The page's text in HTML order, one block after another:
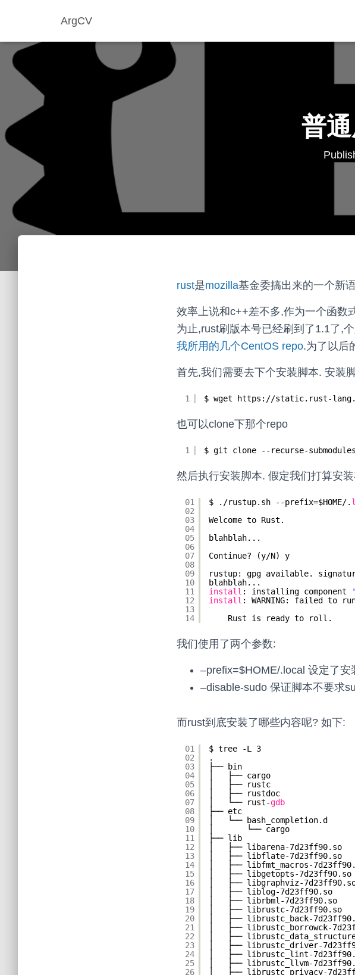
ArgCV
普
rust是mozilla基金委搞出来的一个新
效率上说和c++差不多,作为一个函数
为止,rust刷版本号已经刷到了1.1了,
我所用的几个CentOS repo.为了以后
首先,我们需要去下个安装脚本. 安装
1 $ wget https: //static.rust-
也可以clone下那个repo
1 $ git clone --recurse-
然后执行安装脚本. 假定我们打算安
01
02
03
04
05
06
07
08
09
10
11
12
13
14
$ . /rustup.sh --prefix=$HOME/.
Welcome to Rust.
blahblah...
Continue? (y/N) y
rustup: gpg available.
blahblah...
install : installing component
install : WARNING: failed to
Rust is ready to roll.
我们使用了两个参数:
–prefix=$HOME/.local 设定了安
–disable-sudo 保证脚本不要求
而rust到底安装了哪些内容呢? 如下:
01
02
03
04
05
06
07
08
09
10
11
12
13
14
15
16
17
18
19
20
21
22
23
24
25
26
$ tree -L 3
.
├── bin
│   ├── cargo
│   ├── rustc
│   ├── rustdoc
│   └── rust-gdb
├── etc
│   └── bash_completion.d
│       └── cargo
├── lib
│   ├── libarena-7d23ff90.so
│   ├── libflate-7d23ff90.so
│   ├── libfmt_macros-
│   ├── libgetopts-7d23ff90.so
│   ├── libgraphviz-
│   ├── liblog-7d23ff90.so
│   ├── librbml-7d23ff90.so
│   ├── librustc-7d23ff90.so
│   ├── librustc_back-
│   ├── librustc_borrowck-
│   ├──
│   ├── librustc_driver-
│   ├── librustc_lint-
│   ├── librustc_llvm-
│   ├── librustc_privacy-